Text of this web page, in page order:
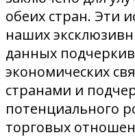
обеих стран. Эти
наших
данных
экономических
странами и
потенциального
торговых